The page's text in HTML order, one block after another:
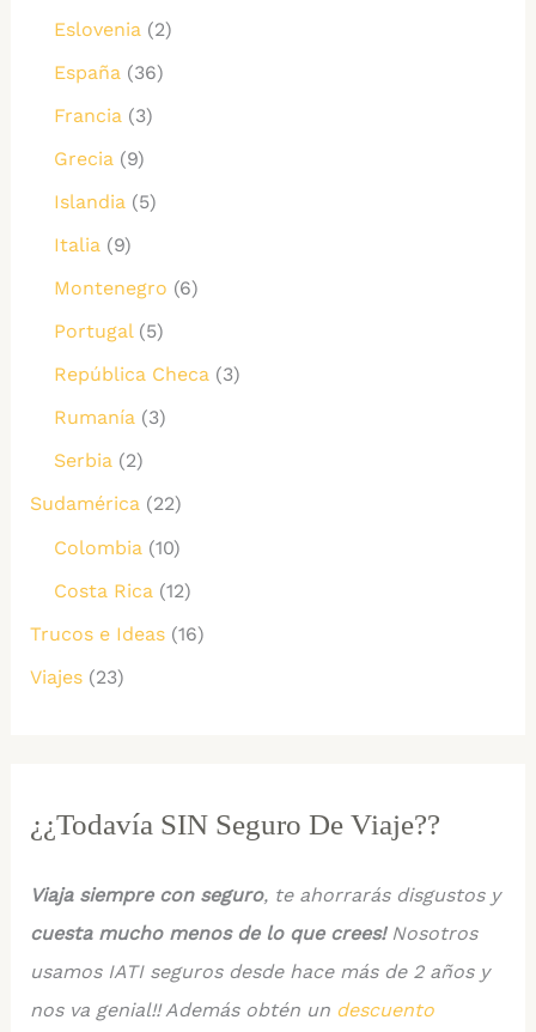
Eslovenia(2)
España(36)
Francia(3)
Grecia(9)
Islandia(5)
Italia(9)
Montenegro (6)
Portugal(5)
República Checa(3)
Rumanía(3)
Serbia(2)
Sudamérica(22)
Colombia(10)
Costa Rica(12)
Trucos e Ideas(16)
Viajes(23)
¿¿Todavía SIN Seguro De Viaje??
Viaja siempre con seguro, te ahorrarás disgustos y
cuesta mucho menos de lo que crees!Nosotros
usamos IATI seguros desde hace más de 2 años y
nos va genial!! Además obtén un descuento